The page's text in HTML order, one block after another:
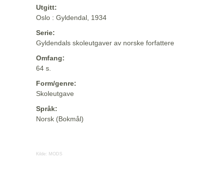
Utgitt:
Oslo : Gyldendal, 1934
Serie:
Gyldendals skoleutgaver av norske forfattere
Omfang:
64 s.
Form/genre:
Skoleutgave
Språk:
Norsk (Bokmål)
Kilde: MODS